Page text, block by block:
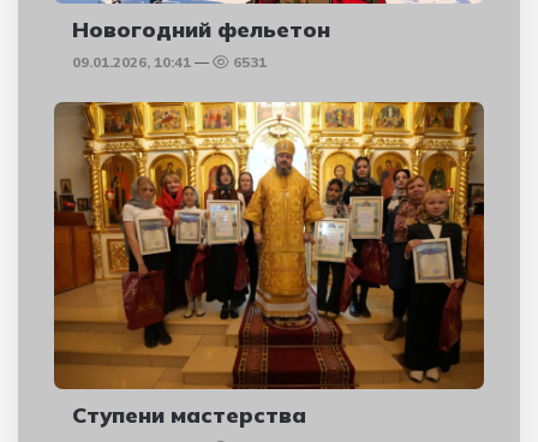
Новогодний фельетон
09.01.2026, 10:41 6531
Ступени мастерства